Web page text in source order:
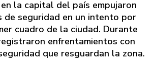
la capital del país empujaron
de seguridad en un intento por
cuadro de la ciudad. Durante
enfrentamientos con
que resguardan la zona.